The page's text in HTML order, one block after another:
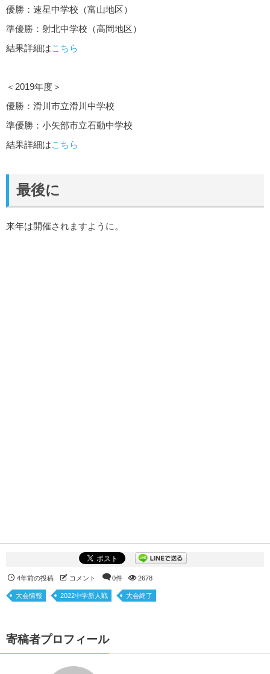
優勝：速星中学校（富山地区）
準優勝：射北中学校（高岡地区）
結果詳細はこちら
＜2019年度＞
優勝：滑川市立滑川中学校
準優勝：小矢部市立石動中学校
結果詳細はこちら
最後に
来年は開催されますように。
4年前の投稿 コメント 0件 2678
大会情報 2022中学新人戦 大会終了
寄稿者プロフィール